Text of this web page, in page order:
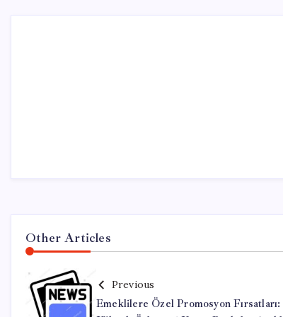
Other Articles
Previous
Emeklilere Özel Promosyon Fırsatları: